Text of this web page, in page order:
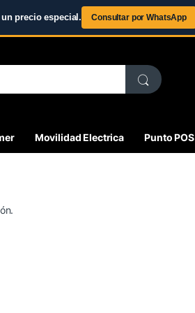
precio especial. Consultar por WhatsApp
Movilidad Electrica Punto POS